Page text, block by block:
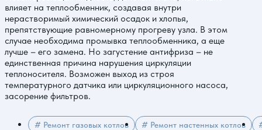
влияет на теплообменник, создавая внутри
нерастворимый химический осадок и хлопья,
препятствующие равномерному прогреву узла. В этом
случае необходима промывка теплообменника, а еще
лучше – его замена. Но загустение антифриза – не
единственная причина нарушения циркуляции
теплоносителя. Возможен выход из строя
температурного датчика или циркуляционного насоса,
засорение фильтров.
# Ремонт газовых котлов # Ремонт настенных котлов